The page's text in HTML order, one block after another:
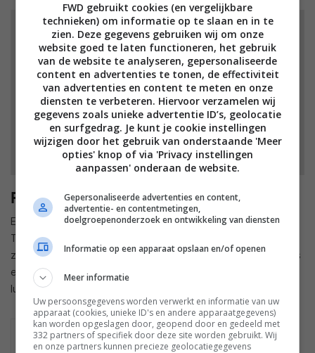
Prijs en beschikbaarheid
Exacte prijzen zijn nog niet bekend, maar volgens website
The Ambient zijn de adviesprijzen ongeveer 1/3e lager. Dat
zou uitkomen op ongeveer 200 euro, wat in feite nog steeds
een behoorlijk aankoopbedrag is voor een
luchtkwaliteitsmeter.
AIRTHINGS VIEW
PLUS
FWD gebruikt cookies (en vergelijkbare
technieken) om informatie op te slaan en in te
zien. Deze gegevens gebruiken wij om onze
website goed te laten functioneren, het gebruik
van de website te analyseren, gepersonaliseerde
content en advertenties te tonen, de effectiviteit
van advertenties en content te meten en onze
diensten te verbeteren. Hiervoor verzamelen wij
gegevens zoals unieke advertentie ID’s, geolocatie
en surfgedrag. Je kunt je cookie instellingen
wijzigen door het gebruik van onderstaande 'Meer
opties' knop of via 'Privacy instellingen
aanpassen' onderaan de website.
Gepersonaliseerde advertenties en content,
advertentie- en contentmetingen,
doelgroepenonderzoek en ontwikkeling van diensten
Informatie op een apparaat opslaan en/of openen
Meer informatie
Uw persoonsgegevens worden verwerkt en informatie van uw
apparaat (cookies, unieke ID's en andere apparaatgegevens)
kan worden opgeslagen door, geopend door en gedeeld met
332 partners of specifiek door deze site worden gebruikt. Wij
en onze partners kunnen precieze geolocatiegegevens